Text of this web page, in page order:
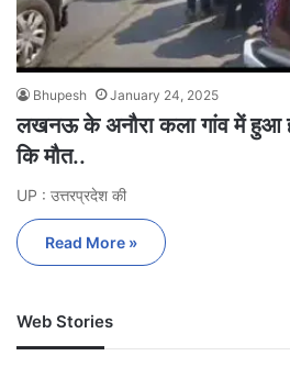
Bhupesh January 24, 2025
लखनऊ के अनौरा कला गांव में हुआ
कि मौत..
UP : उत्तरप्रदेश की
Read More »
Web Stories
जम्मू-कश्मीर में बारिश से
अपडेट